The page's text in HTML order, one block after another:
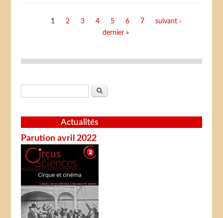
1 2 3 4 5 6 7
suivant ›
dernier »
Formulaire de recherche
Rechercher
Actualités
Parution avril 2022